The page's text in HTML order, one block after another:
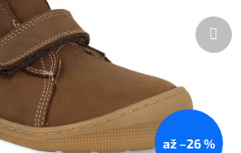
až –26 %